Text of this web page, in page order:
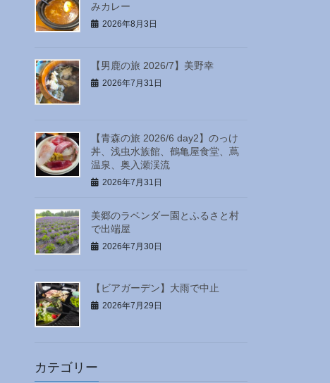
みカレー
2026年8月3日
【男鹿の旅 2026/7】美野幸
2026年7月31日
【青森の旅 2026/6 day2】のっけ
丼、浅虫水族館、鶴亀屋食堂、蔦
温泉、奥入瀬渓流
2026年7月31日
美郷のラベンダー園とふるさと村
で出端屋
2026年7月30日
【ビアガーデン】大雨で中止
2026年7月29日
カテゴリー